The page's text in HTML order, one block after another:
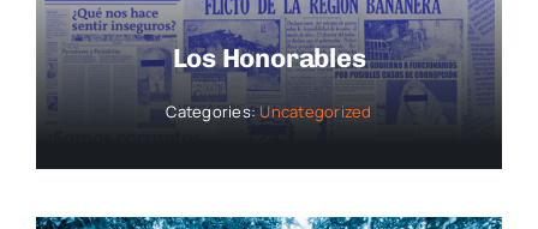
Los Honorables
Categories:Uncategorized